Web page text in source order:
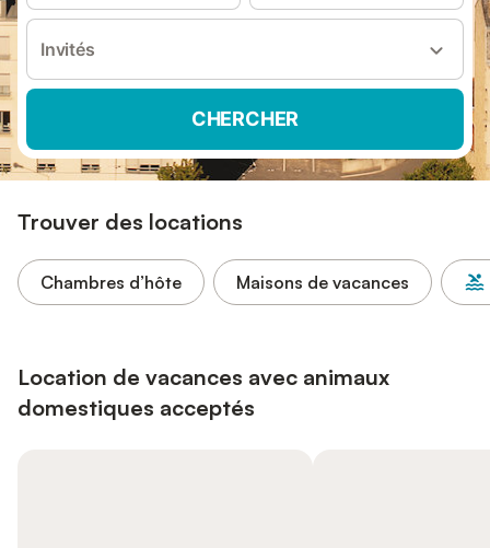
Invités
CHERCHER
Trouver des locations
Chambres d’hôte Maisons de vacances
Location de vacances avec animaux
domestiques acceptés